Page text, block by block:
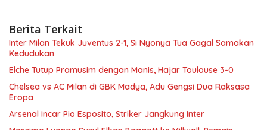
Berita Terkait
Inter Milan Tekuk Juventus 2-1, Si Nyonya Tua Gagal Samakan
Kedudukan
Elche Tutup Pramusim dengan Manis, Hajar Toulouse 3-0
Chelsea vs AC Milan di GBK Madya, Adu Gengsi Dua Raksasa
Eropa
Arsenal Incar Pio Esposito, Striker Jangkung Inter